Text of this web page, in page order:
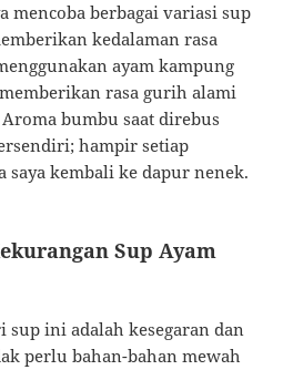
mencoba berbagai variasi sup
kedalaman rasa
ayam kampung
rasa gurih alami
bumbu saat direbus
hampir setiap
saya kembali ke dapur nenek.
Sup Ayam
sup ini adalah kesegaran dan
perlu bahan-bahan mewah